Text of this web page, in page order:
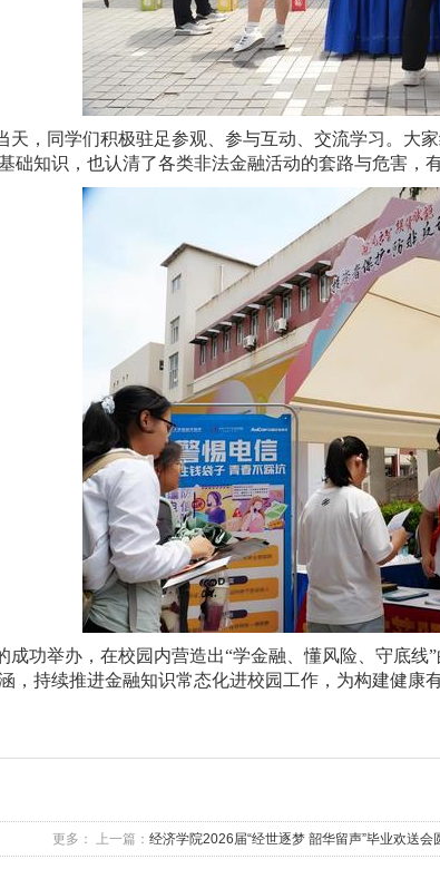
天，同学们积极驻足参观、参与互动、交流学习。大
础知识，也认清了各类非法金融活动的套路与危害，
成功举办，在校园内营造出“学金融、懂风险、守底线
，持续推进金融知识常态化进校园工作，为构建健康
更多： 上一篇： 经济学院2026届“经世逐梦 韶华留声”毕业欢送会